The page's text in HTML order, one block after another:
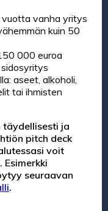
vuotta vanha yritys
kuin 50
000 euroa
aseet, alkoholi,
tai ihmisten
täydellisesti ja
pitch deck
voit
seuraavan
.